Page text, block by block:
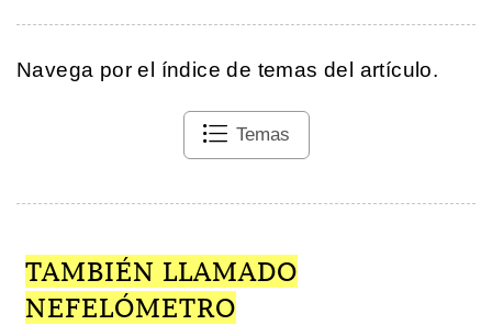
Navega por el índice de temas del artículo.
Temas
TAMBIÉN LLAMADO
NEFELÓMETRO